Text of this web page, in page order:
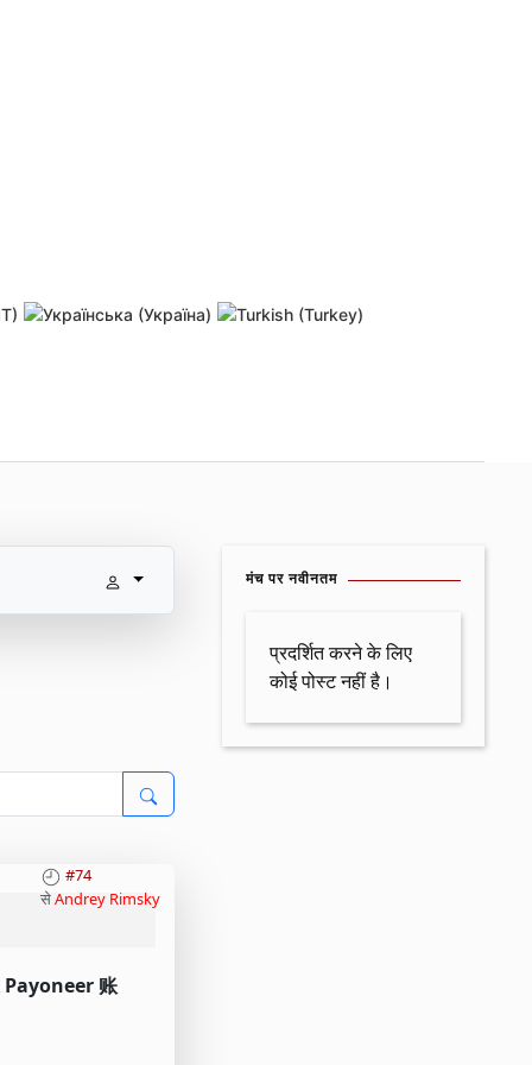
Resend activation link
#74
सेAndrey Rimsky
Payoneer 账
मंच पर नवीनतम
प्रदर्शित करने के लिए
कोई पोस्ट नहीं है।